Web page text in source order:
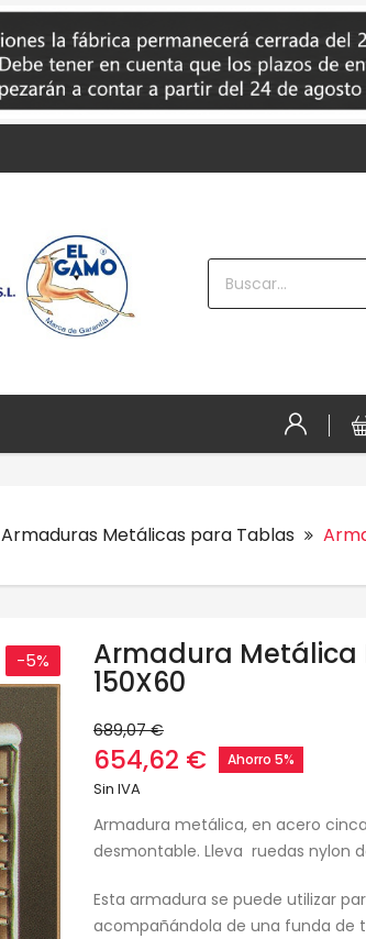
Armaduras Metálicas para Tablas
-5% Armadura Metálica
150X60
689,07 €
654,62 € Ahorro 5%
Sin IVA
Armadura metálica, en acero
desmontable. Lleva ruedas nylon
Esta armadura se puede utilizar
acompañándola de una funda de